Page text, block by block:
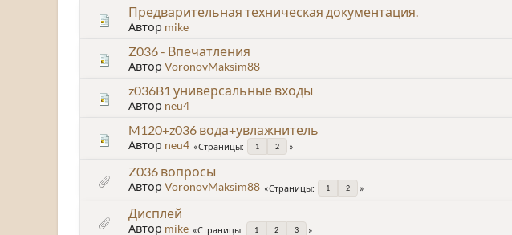
Предварительная техническая документация.
Автор mike
Z036 - Впечатления
Автор VoronovMaksim88
z036B1 универсальные входы
Автор neu4
M120+z036 вода+увлажнитель
Автор neu4 Страницы 1 2
Z036 вопросы
Автор VoronovMaksim88 Страницы 1 2
Дисплей
Автор mike Страницы 1 2 3